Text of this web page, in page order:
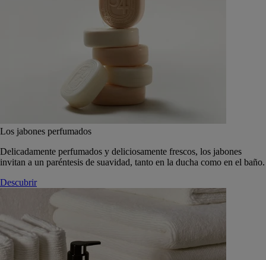
Los jabones perfumados
Delicadamente perfumados y deliciosamente frescos, los jabones
invitan a un paréntesis de suavidad, tanto en la ducha como en el baño.
Descubrir